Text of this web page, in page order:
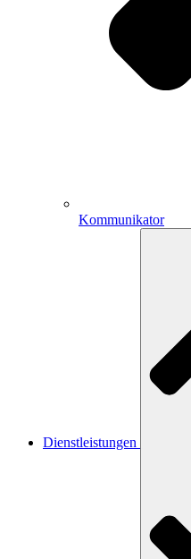
Kommunikator
Dienstleistungen